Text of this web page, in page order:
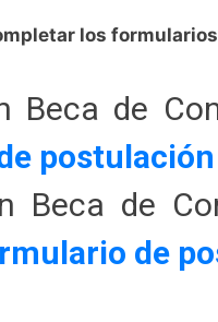
los
Beca de
postulación
Beca de
de